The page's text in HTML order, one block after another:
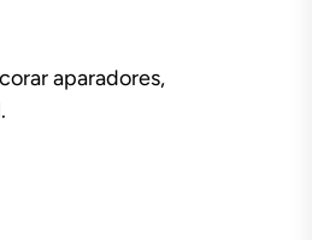
aparadores,